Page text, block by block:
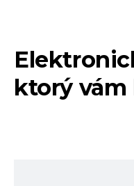
ktorý